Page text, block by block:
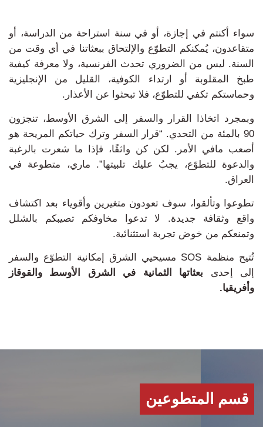
سواء أكنتم في إجازة، أو في سنة استراحة من الدراسة، أو
متقاعدون، يُمكنكم التطوّع والإلتحاق ببعثاتنا في أي وقت من
السنة. ليس من الضروري تحدث الفرنسية، ولا معرفة كيفية
طبخ المقلوبة أو ارتداء الكوفية، القليل من الإنجليزية
وحماستكم تكفي للتطوّع، فلا تبحثوا عن الأعذار.
وبمجرد اتخاذا القرار والسفر إلى الشرق الأوسط، تنجزون
90 بالمئة من التحدي.
“قرار السفر وترك حياتكم المريحة هو
أصعب مافي الأمر. لكن كن واثقًا، فإذا ما شعرت بالرغبة
والدعوة للتطوّع، يجبُ عليك تلبيتها”.
ماري، متطوعة في
العراق.
تطوعوا وتألقوا، سوف تعودون متغيرين وأقوياء بعد اكتشاف
واقع وثقافة جديدة.
لا تدعوا مخاوفكم تصيبكم بالشلل
وتمنعكم من خوض تجربة استثنائية.
تُتيح منظمة SOS مسيحيي الشرق إمكانية التطوّع والسفر
إلى إحدى بعثاتها الثمانية في الشرق الأوسط والقوقاز
وأفريقيا.
قسم المتطوعين